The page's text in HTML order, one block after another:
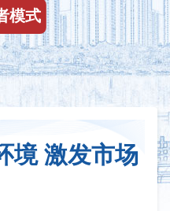
模式
境 激发市场